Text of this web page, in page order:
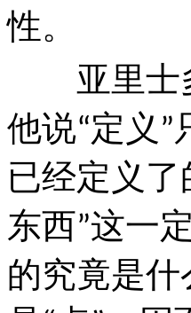
性。
亚里士
他说“定义 ”
已经定义
东西”这一
的究竟是